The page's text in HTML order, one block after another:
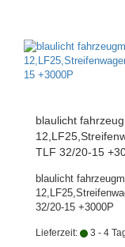
blaulicht
TLF 32/20-15
blaulicht
32/20-15 +3000P
Lieferzeit: 3 - 4